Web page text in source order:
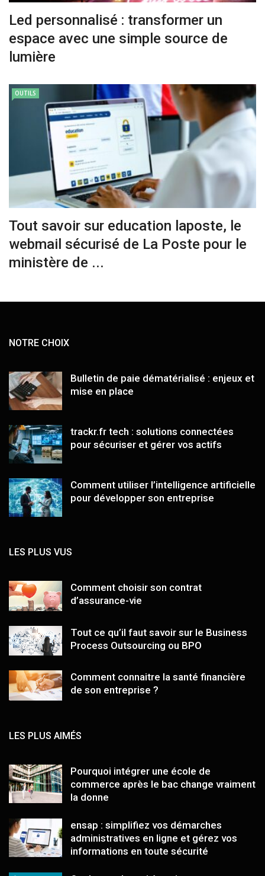
Led personnalisé : transformer un
espace avec une simple source de
lumière
OUTILS
Tout savoir sur education laposte, le
webmail sécurisé de La Poste pour le
ministère de ...
NOTRE CHOIX
Bulletin de paie dématérialisé : enjeux et
mise en place
trackr.fr tech : solutions connectées
pour sécuriser et gérer vos actifs
Comment utiliser l’intelligence artificielle
pour développer son entreprise
LES PLUS VUS
Comment choisir son contrat
d’assurance-vie
Tout ce qu’il faut savoir sur le Business
Process Outsourcing ou BPO
Comment connaitre la santé financière
de son entreprise ?
LES PLUS AIMÉS
Pourquoi intégrer une école de
commerce après le bac change vraiment
la donne
ensap : simplifiez vos démarches
administratives en ligne et gérez vos
informations en toute sécurité